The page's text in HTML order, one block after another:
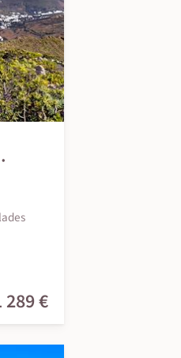
289 €